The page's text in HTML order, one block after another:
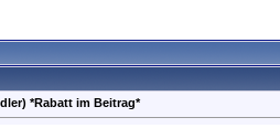
*Rabatt im Beitrag*